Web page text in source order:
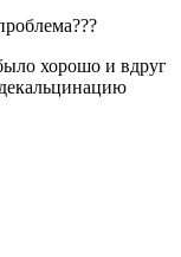
хорошо и вдруг